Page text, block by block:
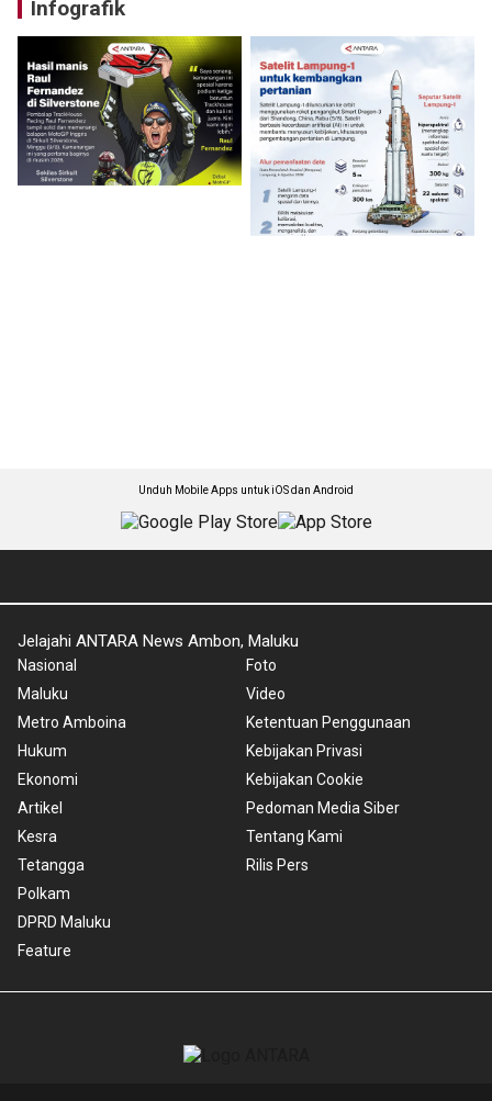
Infografik
Unduh Mobile Apps untuk iOS dan Android
Jelajahi ANTARA News Ambon, Maluku
Nasional
Maluku
Metro Amboina
Hukum
Ekonomi
Artikel
Kesra
Tetangga
Polkam
DPRD Maluku
Feature
Foto
Video
Ketentuan Penggunaan
Kebijakan Privasi
Kebijakan Cookie
Pedoman Media Siber
Tentang Kami
Rilis Pers